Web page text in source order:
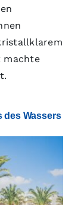
machte
des Wassers